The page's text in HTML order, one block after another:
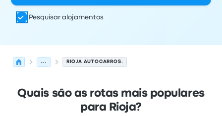
Pesquisar alojamentos
... RIOJA AUTOCARROS.
Quais são as rotas mais populares
para Rioja?